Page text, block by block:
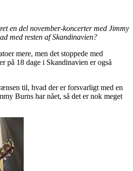
en del november-koncerter med Jimmy
med resten af Skandinavien?
mere, men det stoppede med
på 18 dage i Skandinavien er også
til, hvad der er forsvarligt med en
Burns har nået, så det er nok meget